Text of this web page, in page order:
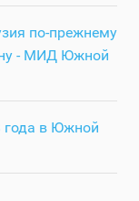
по-прежнему
- МИД Южной
года в Южной